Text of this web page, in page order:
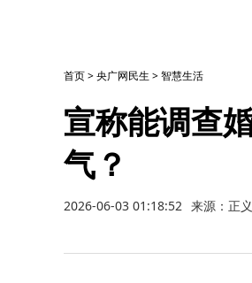
首页>央广网民生 >智慧生活
宣称能调查
气？
2026-06-03 01:18:52 来源：正